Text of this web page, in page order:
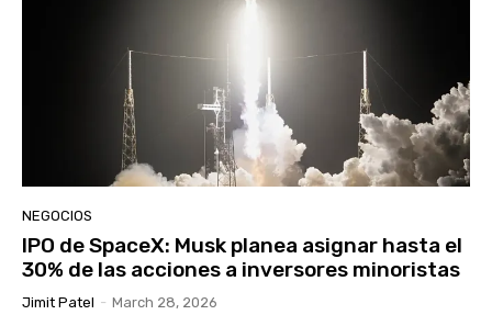
NEGOCIOS
IPO de SpaceX: Musk planea asignar hasta el
30% de las acciones a inversores minoristas
Jimit Patel - March 28, 2026